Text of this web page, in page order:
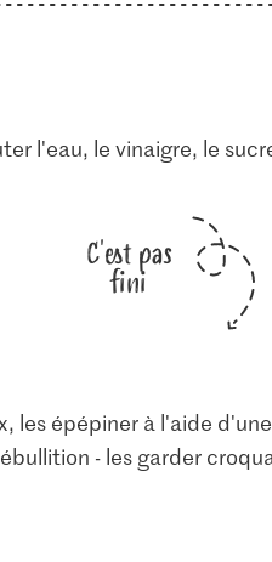
l'eau, le vinaigre, le
C'est pas
fini
les épépiner à l'aide
- les garder